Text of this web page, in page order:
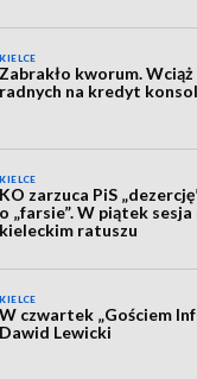
KIELCE
Zabrakło kworum.
radnych na kredyt
KIELCE
KO zarzuca PiS
o „farsie”. W piątek
kieleckim ratuszu
KIELCE
W czwartek „Gościem
Dawid Lewicki